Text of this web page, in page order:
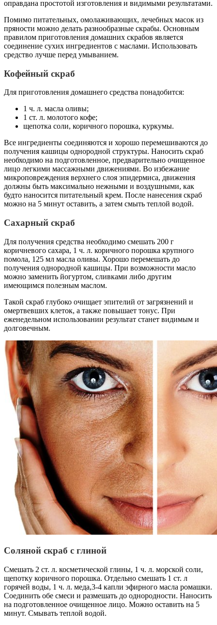
оправдана простотой изготовления и видимыми результатами.
Помимо питательных, омолаживающих, лечебных масок из
пряности можно делать разнообразные скрабы. Основным
правилом приготовления домашних скрабов является
соединение сухих ингредиентов с маслами. Использовать
средство лучше перед умыванием.
Кофейный скраб
Для приготовления домашнего средства понадобится:
1 ч. л. масла оливы;
1 ст. л. молотого кофе;
щепотка соли, коричного порошка, куркумы.
Все ингредиенты соединяются и хорошо перемешиваются до
получения кашицы однородной структуры. Наносить скраб
необходимо на подготовленное, предварительно очищенное
лицо легкими массажными движениями. Во избежание
микроповреждения верхнего слоя эпидермиса, движения
должны быть максимально нежными и воздушными, как
будто наносится питательный крем. После нанесения скраб
можно на 5 минут оставить, а затем смыть теплой водой.
Сахарный скраб
Для получения средства необходимо смешать 200 г
коричневого сахара, 1 ч. л. коричного порошка крупного
помола, 125 мл масла оливы. Хорошо перемешать до
получения однородной кашицы. При возможности масло
можно заменить йогуртом, сливками либо другим
имеющимся полезным маслом.
Такой скраб глубоко очищает эпителий от загрязнений и
омертвевших клеток, а также повышает тонус. При
еженедельном использовании результат станет видимым и
долговечным.
Соляной скраб с глиной
Смешать 2 ст. л. косметической глины, 1 ч. л. морской соли,
щепотку коричного порошка. Отдельно смешать 1 ст. л
горячей воды, 1 ч. л. меда,3-4 капли эфирного масла ромашки.
Соединить обе смеси и размешать до однородности. Наносить
на подготовленное очищенное лицо. Можно оставить на 5
минут. Смывать теплой водой.